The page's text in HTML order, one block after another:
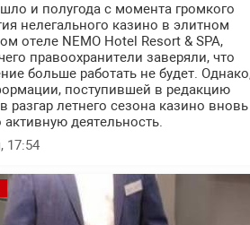
и полугода с момента громкого
нелегального казино в элитном
отеле NEMO Hotel Resort & SPA,
правоохранители заверяли, что
больше работать не будет.
поступившей в редакцию
разгар летнего сезона казино вновь
активную деятельность.
17:54